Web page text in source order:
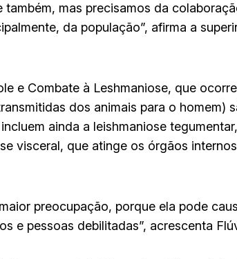
mas precisamos da
da população”, afirma a
e Combate à Leshmaniose, que
dos animais para o homem)
ainda a leishmaniose
visceral, que atinge os órgãos
preocupação, porque ela pode
e pessoas debilitadas”, acrescenta